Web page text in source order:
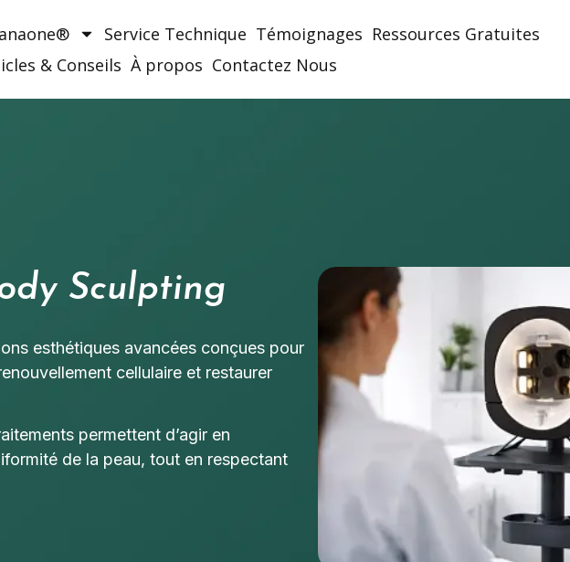
Service Technique Témoignages Ressources Gratuites
& Conseils À propos Contactez Nous
Sculpting
esthétiques avancées conçues pour
cellulaire et restaurer
permettent d’agir en
de la peau, tout en respectant